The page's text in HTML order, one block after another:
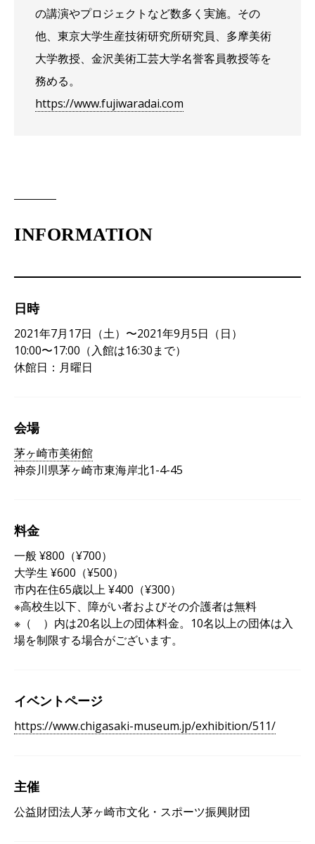
の講演やプロジェクトなど数多く実施。その
他、東京大学生産技術研究所研究員、多摩美術
大学教授、金沢美術工芸大学名誉客員教授等を
務める。
https://www.fujiwaradai.com
INFORMATION
日時
2021年7月17日（土）〜2021年9月5日（日）
10:00〜17:00（入館は16:30まで）
休館日：月曜日
会場
茅ヶ崎市美術館
神奈川県茅ヶ崎市東海岸北1-4-45
料金
一般 ¥800（¥700）
大学生 ¥600（¥500）
市内在住65歳以上 ¥400（¥300）
※高校生以下、障がい者およびその介護者は無料
※（ ）内は20名以上の団体料金。10名以上の団体は入
場を制限する場合がございます。
イベントページ
https://www.chigasaki-museum.jp/exhibition/511/
主催
公益財団法人茅ヶ崎市文化・スポーツ振興財団